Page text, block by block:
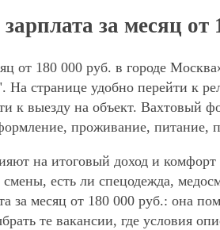
за месяц от
от 180 000 руб. в городе
странице удобно перейти к
к выезду на объект. Вахтовый
проживание, питание,
на итоговый доход и
есть ли спецодежда,
за месяц от 180 000 руб.: она
те вакансии, где условия